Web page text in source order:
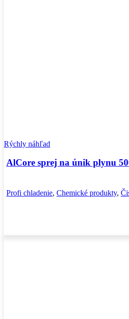
Rýchly náhľad
AlCore sprej na únik plynu
Profi chladenie, Chemické produkty,